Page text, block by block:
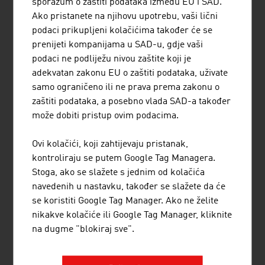
Izvor: Strukovno udruženje rudarsto - čelik, Udruženje
industrije obojenih metala
Firme
Zaposleni
Plasirana proizvodnja 6 milijarda eura
osnovu neto obrta označeni po milion eura u 2025.
voestalpine AG
2. Blum Group Holding GmbH
Plansee Holding AG
sporazum o zaštiti podataka između EU i SAD.
Ako pristanete na njihovu upotrebu, vaši lični
podaci prikupljeni kolačićima također će se
prenijeti kompanijama u SAD-u, gdje vaši
podaci ne podliježu nivou zaštite koji je
adekvatan zakonu EU o zaštiti podataka, uživate
samo ograničeno ili ne prava prema zakonu o
zaštiti podataka, a posebno vlada SAD-a također
može dobiti pristup ovim podacima.
Ovi kolačići, koji zahtijevaju pristanak,
kontroliraju se putem Google Tag Managera.
Stoga, ako se slažete s jednim od kolačića
navedenih u nastavku, također se slažete da će
se koristiti Google Tag Manager. Ako ne želite
nikakve kolačiće ili Google Tag Manager, kliknite
na dugme "blokiraj sve".